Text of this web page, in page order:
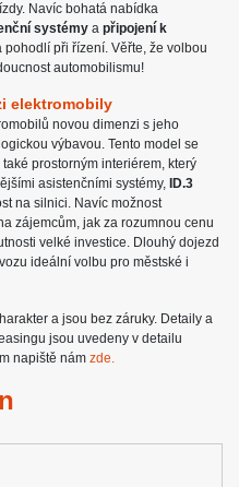
Navíc bohatá nabídka
systémy a připojení k
při řízení. Věřte, že volbou
automobilismu!
elektromobily
novou dimenzi s jeho
výbavou. Tento model se
prostorným interiérem, který
asistenčními systémy, ID.3
na silnici. Navíc možnost
zájemcům, jak za rozumnou cenu
velké investice. Dlouhý dojezd
ideální volbu pro městské i
a jsou bez záruky. Detaily a
jsou uvedeny v detailu
napiště nám zde.